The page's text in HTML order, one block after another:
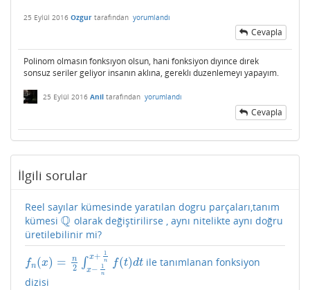
25 Eylül 2016 Ozgur tarafından yorumlandı
Cevapla
Polinom olmasın fonksıyon olsun, hani fonksiyon dıyınce dırek
sonsuz seriler geliyor insanın aklına, gereklı duzenlemeyı yapayım.
25 Eylül 2016 Anil tarafından yorumlandı
Cevapla
İlgili sorular
Reel sayılar kümesinde yaratılan dogru parçaları,tanım
kümesi Q
Q olarak değiştirilirse , aynı nitelikte aynı doğru
üretilebilinir mi?
fn (x) = n
2 ∫ x+ 1
n
x− 1
n
f(t)dt
fn(x)=n 2∫ −1 nx+ 1n (t)dt
ile tanımlanan fonksiyon
dizisi